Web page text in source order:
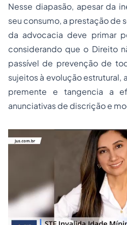
Nesse diapasão, apesar da
seu consumo, a prestação de
da advocacia deve primar
considerando que o Direito
passível de prevenção de
sujeitos à evolução estrutural,
premente e tangencia a
anunciativas de discrição e